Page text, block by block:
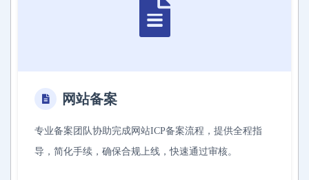
网站备案
专业备案团队协助完成网站ICP备案流程，提供全程指
导，简化手续，确保合规上线，快速通过审核。